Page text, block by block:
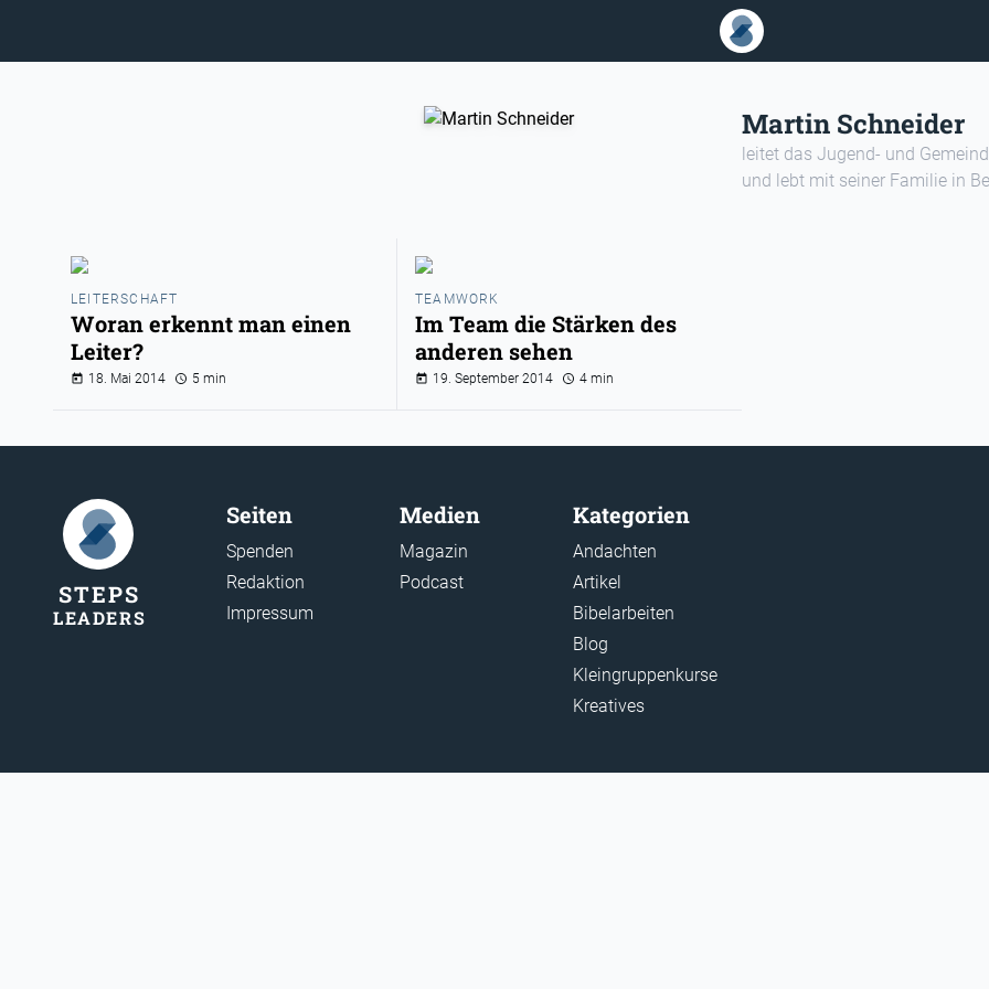
Martin Schneider
leitet das Jugend- und
und lebt mit seiner Familie in
LEITERSCHAFT
Woran erkennt man einen
Leiter?
18. Mai 2014 5 min
TEAMWORK
Im Team die Stärken des
anderen sehen
19. September 2014 4 min
STEPS
LEADERS
Seiten
Spenden
Redaktion
Impressum
Medien
Magazin
Podcast
Kategorien
Andachten
Artikel
Bibelarbeiten
Blog
Kleingruppenkurse
Kreatives